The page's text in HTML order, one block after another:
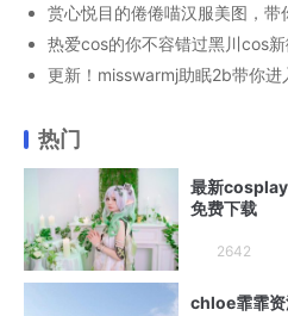
赏心悦目的倦倦喵汉服美图，带
热爱cos的你不容错过黑川cos
更新！misswarmj助眠2b带你进
热门
最新cosplay
免费下载
2642
chloe霏霏资